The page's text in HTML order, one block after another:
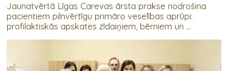
Jaunatvērtā Līgas Carevas ārsta prakse nodrošina
pacientiem pilnvērtīgu primāro veselības aprūpi:
profilaktiskās apskates zīdaiņiem, bērniem un ...